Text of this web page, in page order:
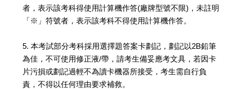
者，表示該考科得使用計算機作答(廠牌型號不限)，未註明
「※」符號者，表示該考科不得使用計算機作答。
5. 本考試部分考科採用選擇題答案卡劃記，劃記以2B鉛筆
為佳，不可使用修正液/帶，請考生備妥應考文具，若因卡
片污損或劃記過輕不為讀卡機器所接受，考生需自行負
責，不得以任何理由要求補救。